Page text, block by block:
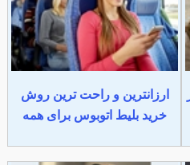
ارزانترین و راحت ترین روش
خرید بلیط اتوبوس برای همه